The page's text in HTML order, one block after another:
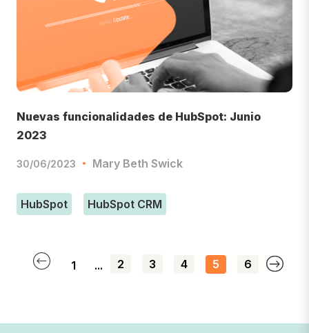
Nuevas funcionalidades de HubSpot: Junio
2023
30/06/2023 Mary Beth Swick
HubSpot HubSpot CRM
1 ... 2 3 4 5 6